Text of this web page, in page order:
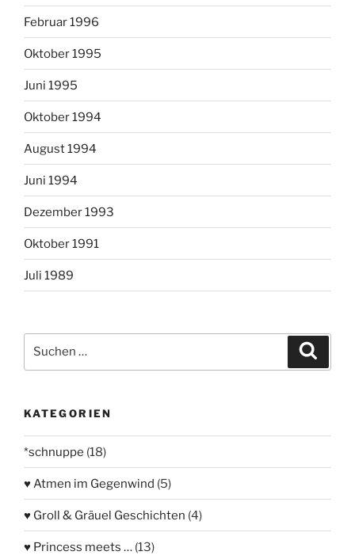
Februar 1996
Oktober 1995
Juni 1995
Oktober 1994
August 1994
Juni 1994
Dezember 1993
Oktober 1991
Juli 1989
nach:
KATEGORIEN
*schnuppe (18)
♥ Atmen im Gegenwind (5)
♥ Groll & Gräuel Geschichten (4)
♥ Princess meets … (13)